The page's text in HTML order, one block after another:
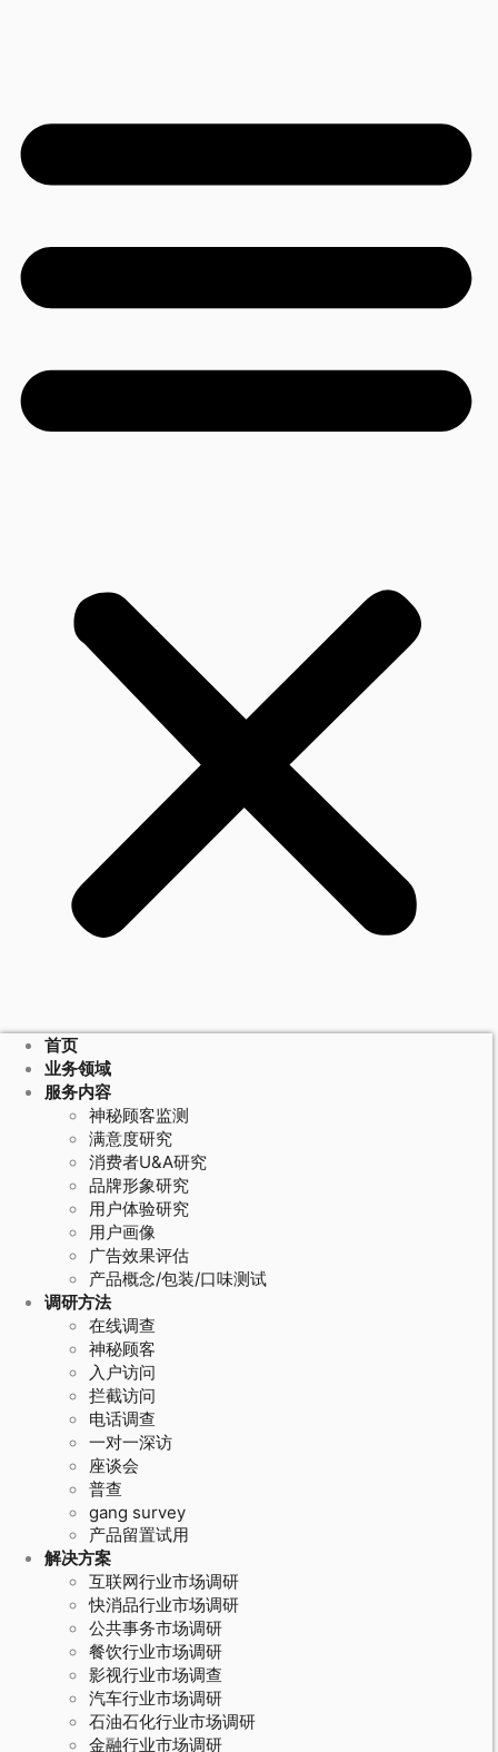
首页
业务领域
服务内容
神秘顾客监测
满意度研究
消费者U&A研究
品牌形象研究
用户体验研究
用户画像
广告效果评估
产品概念/包装/口味测试
调研方法
在线调查
神秘顾客
入户访问
拦截访问
电话调查
一对一深访
座谈会
普查
gang survey
产品留置试用
解决方案
互联网行业市场调研
快消品行业市场调研
公共事务市场调研
餐饮行业市场调研
影视行业市场调查
汽车行业市场调研
石油石化行业市场调研
金融行业市场调研July 31, 2020